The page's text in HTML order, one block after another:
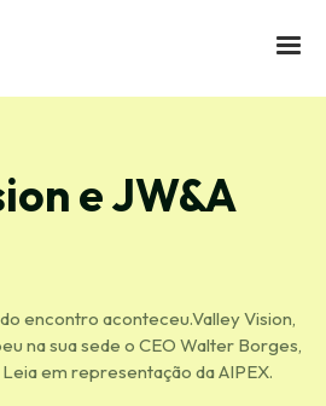
e JW&A
encontro aconteceu.Valley Vision,
na sua sede o CEO Walter Borges,
em representação da AIPEX.